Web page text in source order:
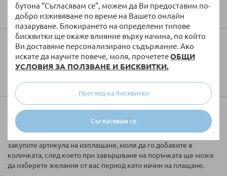
бутона “Съгласявам се”, можем да Ви предоставим по-
добро изживяване по време на Вашето онлайн
пазаруване. Блокирането на определени типове
бисквитки ще окаже влияние върху начина, по който
Ви доставяме персонализирано съдържание. Ако
искате да научите повече, моля, прочететеОБЩИ
УСЛОВИЯ ЗА ПОЛЗВАНЕ И БИСКВИТКИ.
Съгласявам се
Преглед на бисквитки
Колко ще струва доставката?
Купи на вноски
Таблицата за кредитиране е информативна. Ако желаете да
закупите артикула на изплащане, моля да го добавите в
количката, след което при завършване на поръчката ще може
да изберете желания от вас период като начин на плащане.